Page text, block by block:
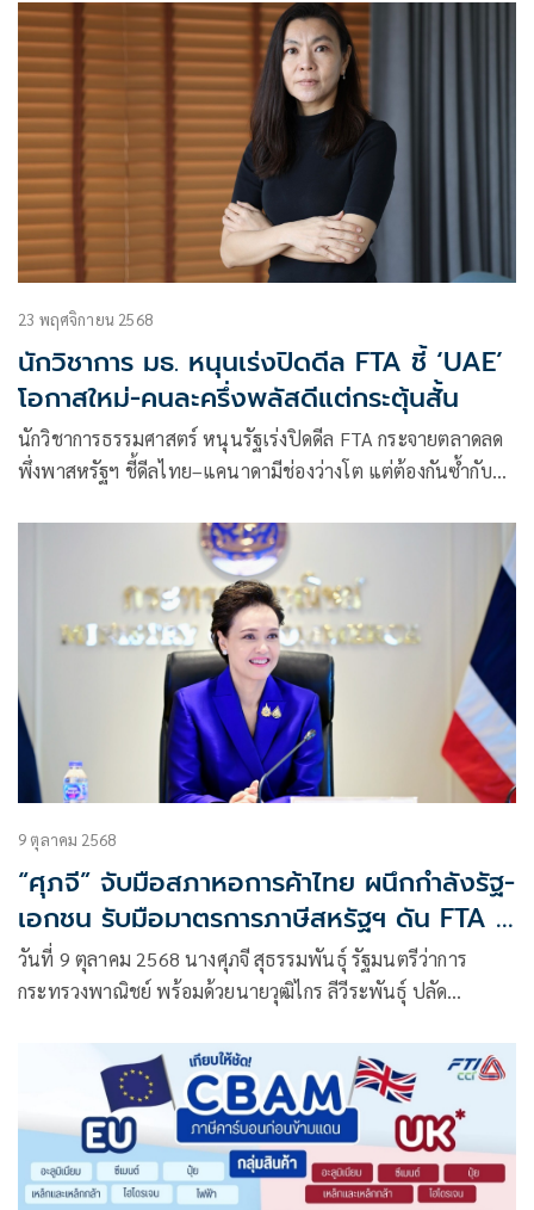
23 พฤศจิกายน 2568
นักวิชาการ มธ. หนุนเร่งปิดดีล FTA ชี้ ‘UAE’
โอกาสใหม่-คนละครึ่งพลัสดีแต่กระตุ้นสั้น
นักวิชาการธรรมศาสตร์ หนุนรัฐเร่งปิดดีล FTA กระจายตลาดลด
พึ่งพาสหรัฐฯ ชี้ดีลไทย–แคนาดามีช่องว่างโต แต่ต้องกันซ้ำกับ
ครึ่งพลัสเฟส 2” ช่วยได้แค่สั้น ๆ ระยะยาวต้องดันท่องเที่ยวดึงนัก
9 ตุลาคม 2568
“ศุภจี” จับมือสภาหอการค้าไทย ผนึกกำลังรัฐ-
เอกชน รับมือมาตรการภาษีสหรัฐฯ ดัน FTA –
เปิดตลาดอินเดีย – ดูแลสินค้าเกษตร พร้อม
เร่งช่วยเหลือผู้ประกอบการชายแดน
วันที่ 9 ตุลาคม 2568 นางศุภจี สุธรรมพันธุ์ รัฐมนตรีว่าการ
กระทรวงพาณิชย์ พร้อมด้วยนายวุฒิไกร ลีวีระพันธุ์ ปลัด
กับคณะกรรมการสภาหอการค้าแห่งประเทศไทย นำโดย ดร.พจน์
อร่ามวัฒนานนท์ ประธานกรรมการหอการค้าไทย ดร.ชนินทร์
ชลิศราพงศ์ รองประธานกรรมการหอการค้าไทย